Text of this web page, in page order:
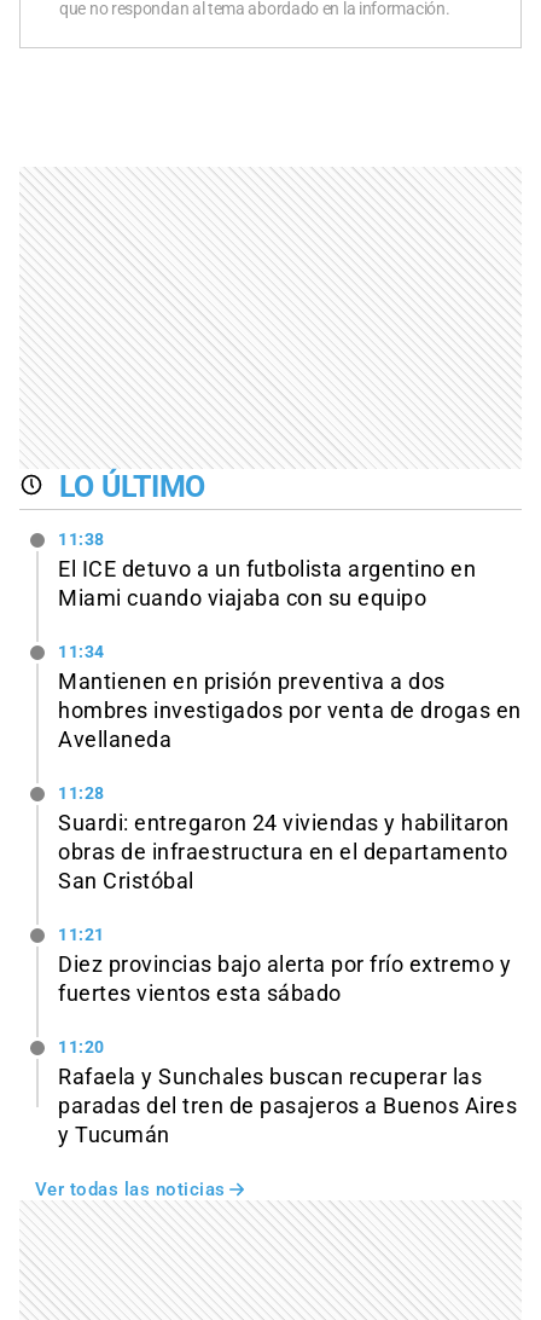
que no respondan al tema abordado en la información.
LO ÚLTIMO
11:38
El ICE detuvo a un futbolista argentino en
Miami cuando viajaba con su equipo
11:34
Mantienen en prisión preventiva a dos
hombres investigados por venta de drogas en
Avellaneda
11:28
Suardi: entregaron 24 viviendas y habilitaron
obras de infraestructura en el departamento
San Cristóbal
11:21
Diez provincias bajo alerta por frío extremo y
fuertes vientos esta sábado
11:20
Rafaela y Sunchales buscan recuperar las
paradas del tren de pasajeros a Buenos Aires
y Tucumán
Ver todas las noticias